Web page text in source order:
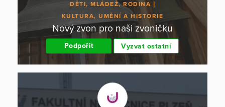
DĚTI, MLÁDEŽ, RODINA
KULTURA, UMĚNÍ A HISTORIE
Nový zvon pro naši zvoničku
Podpořit Vyzvat ostatní